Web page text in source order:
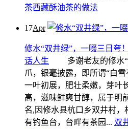
茶西藏酥油茶的做法
17Apr
修水“双井绿”，一啜三日夸！
话人生
多谢老友的修水“
爪，银毫披露，即所谓“白
一叶初展，肥壮柔嫩，芽叶
高，滋味鲜爽甘醇，属于
名,因修水县杭口乡双井村
有钓鱼台，台畔有茶园... 双